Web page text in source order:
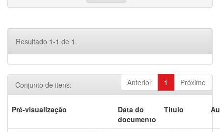
Resultado 1-1 de 1.
Anterior 1 Próximo
Conjunto de itens:
Pré-visualização
Data do
documento
Título